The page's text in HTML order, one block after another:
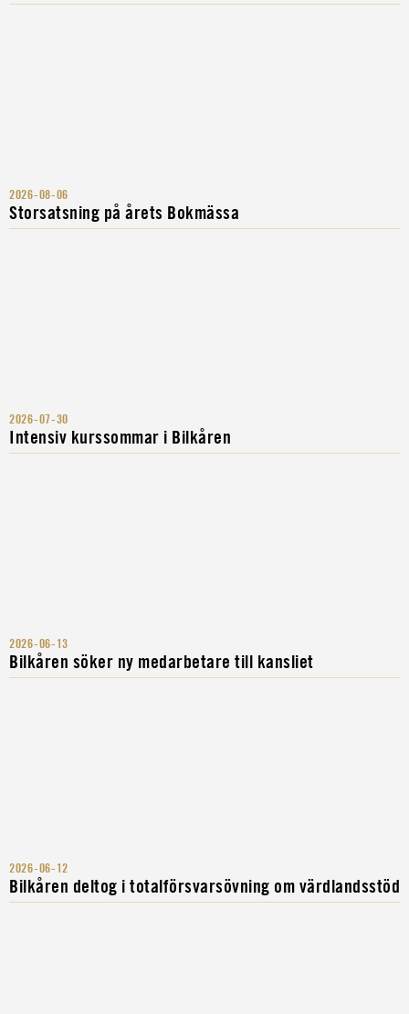
2026-08-06
Storsatsning på årets Bokmässa
2026-07-30
Intensiv kurssommar i Bilkåren
2026-06-13
Bilkåren söker ny medarbetare till kansliet
2026-06-12
Bilkåren deltog i totalförsvarsövning om värdlandsstöd